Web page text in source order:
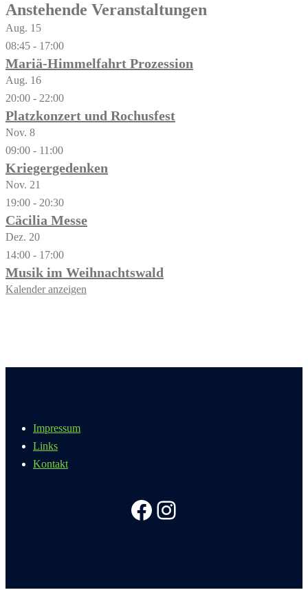
Anstehende Veranstaltungen
Aug. 15
08:45 - 17:00
Mariä-Himmelfahrt Prozession
Aug. 16
20:00 - 22:00
Platzkonzert und Rochusfest
Nov. 8
09:00 - 11:00
Kriegergedenken
Nov. 21
19:00 - 20:30
Cäcilia Messe
Dez. 20
14:00 - 17:00
Musik im Weihnachtswald
Kalender anzeigen
Impressum
Links
Kontakt
Facebook
Instagram